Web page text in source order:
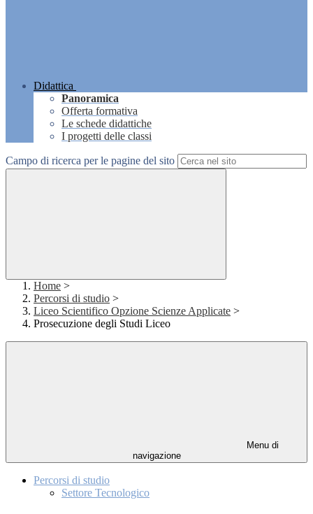
Didattica
Panoramica
Offerta formativa
Le schede didattiche
I progetti delle classi
Campo di ricerca per le pagine del sito
Home >
Percorsi di studio >
Liceo Scientifico Opzione Scienze Applicate >
Prosecuzione degli Studi Liceo
Menu di
navigazione
Percorsi di studio
Settore Tecnologico